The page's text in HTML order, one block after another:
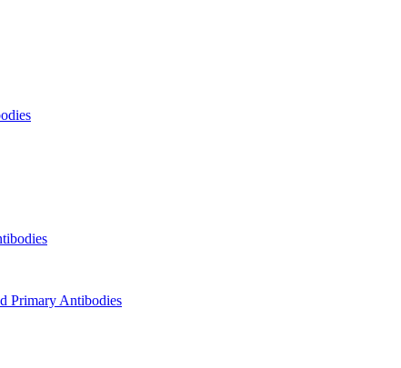
Primary Antibodies